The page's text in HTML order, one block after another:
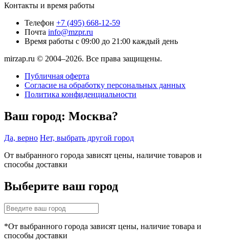
Контакты и время работы
Телефон +7 (495) 668-12-59
Почта info@mzpr.ru
Время работы с 09:00 до 21:00 каждый день
mirzap.ru © 2004–2026. Все права защищены.
Публичная оферта
Согласие на обработку персональных данных
Политика конфиденциальности
Ваш город: Москва?
Да, верно Нет, выбрать другой город
От выбранного города зависят цены, наличие товаров и
способы доставки
Выберите ваш город
*От выбранного города зависят цены, наличие товара и
способы доставки